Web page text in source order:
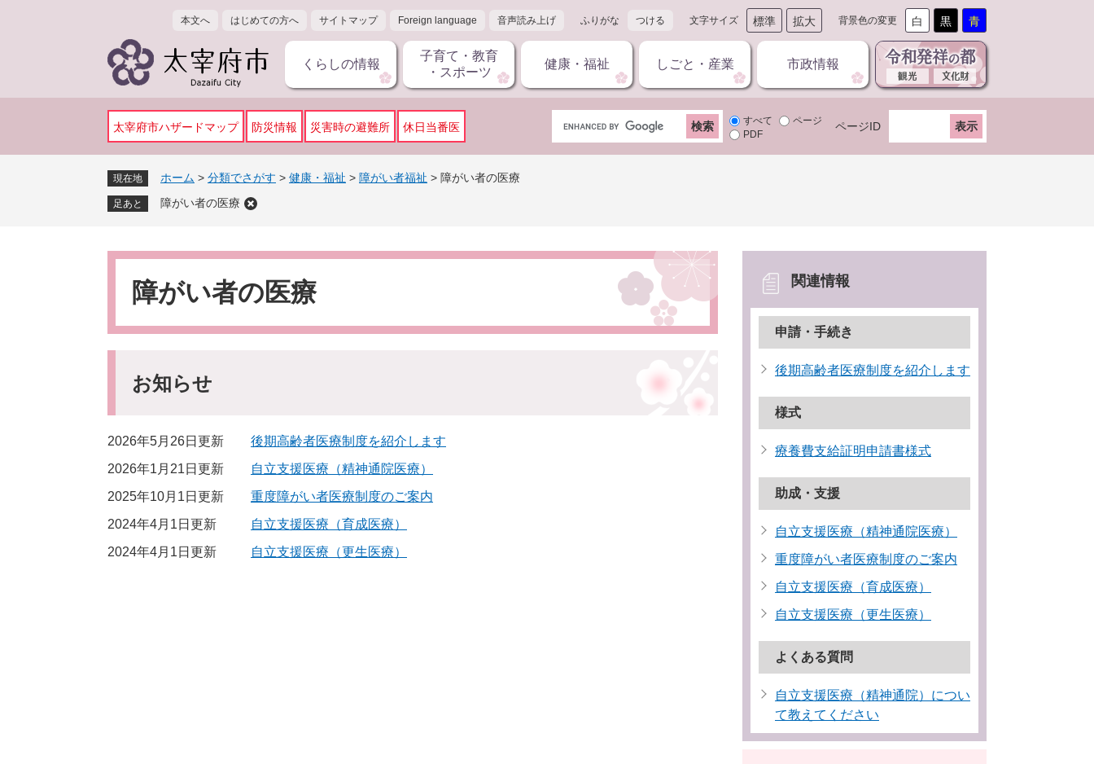
本文へ はじめての方へ サイトマップ Foreign language 音声読み上げ ふりがな つける 文字サイズ 標準 拡大 背景色の変更 白 黒 青
くらしの情報
子育て・教育
・スポーツ
健康・福祉 しごと・産業 市政情報
太宰府市ハザードマップ 防災情報 災害時の避難所 休日当番医
G
o
タ
すべて
ページ
PDF
ページID
現在地 ホーム > 分類でさがす > 健康・福祉 > 障がい者福祉 > 障がい者の医療
足あと 障がい者の医療
本
障がい者の医療
お知らせ
2026年5月26日更新
後期高齢者医療制度を紹介します
2026年1月21日更新
自立支援医療（精神通院医療）
2025年10月1日更新
重度障がい者医療制度のご案内
2024年4月1日更新
自立支援医療（育成医療）
2024年4月1日更新
自立支援医療（更生医療）
関連情報
申請・手続き
後期高齢者医療制度を紹介します
様式
療養費支給証明申請書様式
助成・支援
自立支援医療（精神通院医療）
重度障がい者医療制度のご案内
自立支援医療（育成医療）
自立支援医療（更生医療）
よくある質問
自立支援医療（精神通院）につい
て教えてください